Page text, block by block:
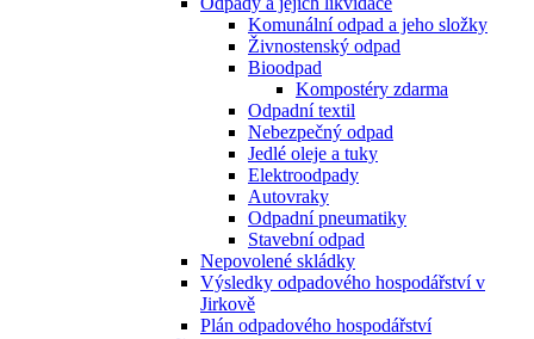
Komunální odpad a jeho složky
Živnostenský odpad
Bioodpad
Kompostéry zdarma
Odpadní textil
Nebezpečný odpad
Jedlé oleje a tuky
Elektroodpady
Autovraky
Odpadní pneumatiky
Stavební odpad
Nepovolené skládky
Výsledky odpadového hospodářství v
Jirkově
Plán odpadového hospodářství